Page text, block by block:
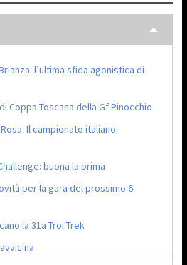
l’ultima sfida agonistica di
Coppa Toscana della Gf Pinocchio
Il campionato italiano
buona la prima
per la gara del prossimo 6
la 31a Troi Trek